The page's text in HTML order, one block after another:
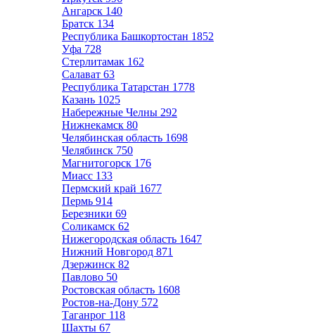
Ангарск 140
Братск 134
Республика Башкортостан 1852
Уфа 728
Стерлитамак 162
Салават 63
Республика Татарстан 1778
Казань 1025
Набережные Челны 292
Нижнекамск 80
Челябинская область 1698
Челябинск 750
Магнитогорск 176
Миасс 133
Пермский край 1677
Пермь 914
Березники 69
Соликамск 62
Нижегородская область 1647
Нижний Новгород 871
Дзержинск 82
Павлово 50
Ростовская область 1608
Ростов-на-Дону 572
Таганрог 118
Шахты 67